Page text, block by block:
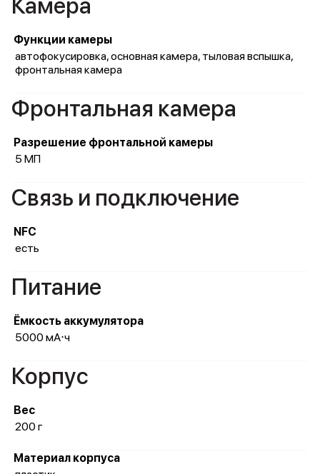
Камера
Функции камеры
автофокусировка, основная камера, тыловая вспышка,
фронтальная камера
Фронтальная камера
Разрешение фронтальной камеры
5 МП
Связь и подключение
NFC
есть
Питание
Ёмкость аккумулятора
5000 мА⋅ч
Корпус
Вес
200 г
Материал корпуса